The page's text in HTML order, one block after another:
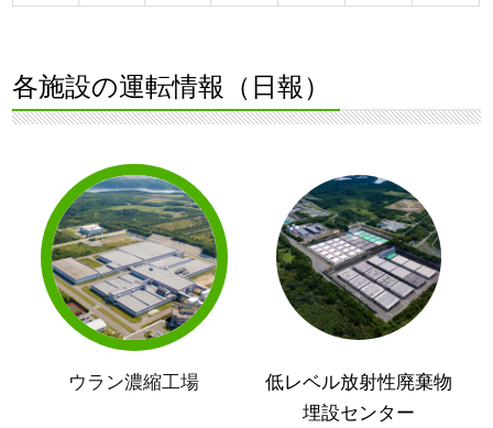
各施設の運転情報（日報）
ウラン濃縮工場
低レベル放射性廃棄物
埋設センター